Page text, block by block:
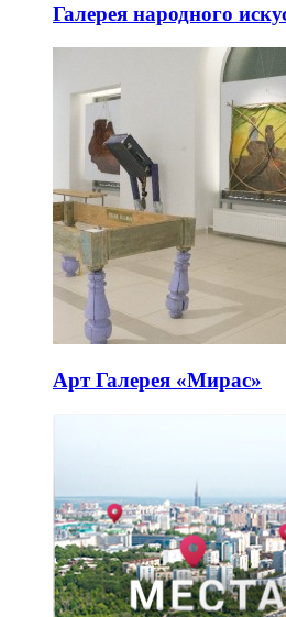
Галерея народного
Арт Галерея «Мирас»